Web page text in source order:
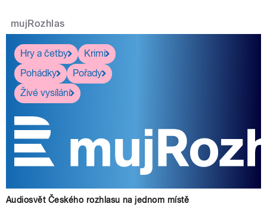
mujRozhlas
Hry a četby
Krimi
Pohádky
Pořady
Živé vysílání
Audiosvět Českého rozhlasu na jednom místě